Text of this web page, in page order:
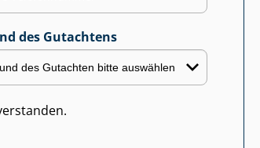
des Gutachtens